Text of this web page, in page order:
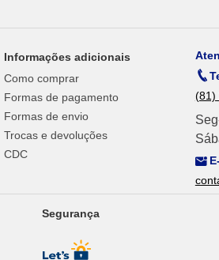
Informações adicionais
Como comprar
Formas de pagamento
Formas de envio
Trocas e devoluções
CDC
(81)
Segurança